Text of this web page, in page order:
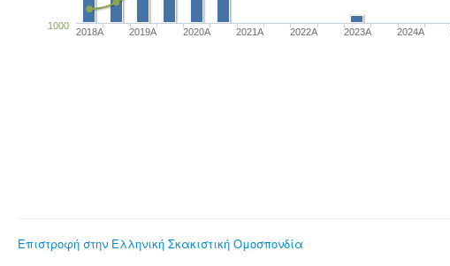
2018A 2019A 2020A 2021A 2022A 2023Α 2024A
1000
Επιστροφή στην Ελληνική Σκακιστική Ομοσπονδία